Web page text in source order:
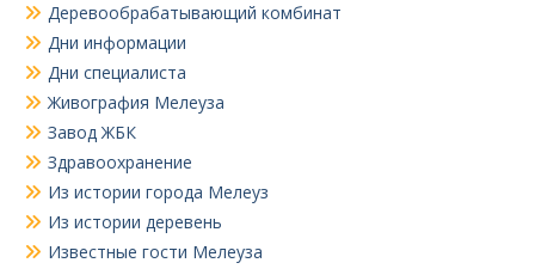
Деревообрабатывающий комбинат
Дни информации
Дни специалиста
Живография Мелеуза
Завод ЖБК
Здравоохранение
Из истории города Мелеуз
Из истории деревень
Известные гости Мелеуза